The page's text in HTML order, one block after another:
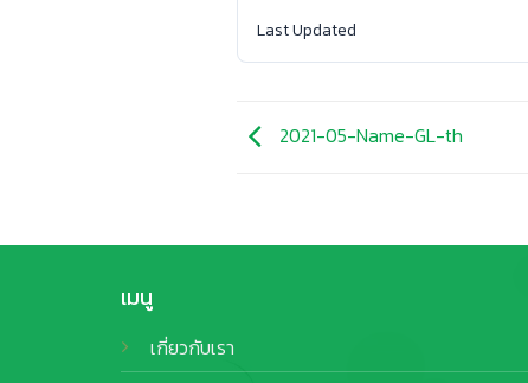
Last Updated
2021-05-Name-GL-th
เมนู
เกี่ยวกับเรา